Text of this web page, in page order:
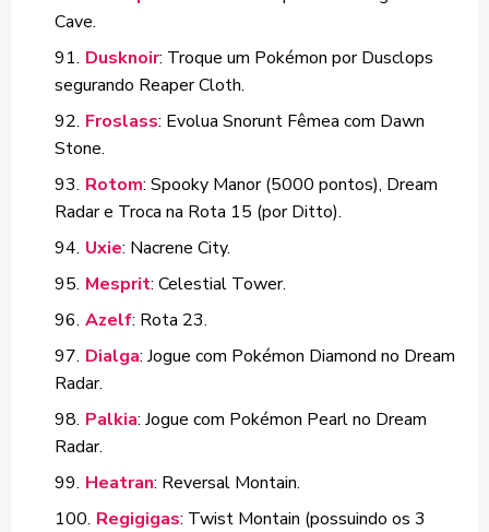
Cave.
Dusknoir: Troque um Pokémon por Dusclops
segurando Reaper Cloth.
Froslass: Evolua Snorunt Fêmea com Dawn
Stone.
Rotom: Spooky Manor (5000 pontos), Dream
Radar e Troca na Rota 15 (por Ditto).
Uxie: Nacrene City.
Mesprit: Celestial Tower.
Azelf: Rota 23.
Dialga: Jogue com Pokémon Diamond no Dream
Radar.
Palkia: Jogue com Pokémon Pearl no Dream
Radar.
Heatran: Reversal Montain.
Regigigas: Twist Montain (possuindo os 3